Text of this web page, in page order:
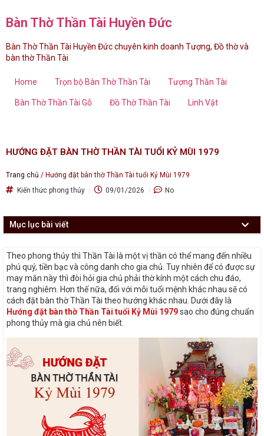
Bàn Thờ Thần Tài Huyền Đức
Bàn Thờ Thần Tài Huyền Đức chuyên kinh doanh Tượng, Đồ thờ và
bàn thờ Thần Tài
Home Trọn bộ Bàn Thờ Thần Tài Tượng Thần Tài
Bàn Thờ Thần Tài Gỗ Đồ Thờ Thần Tài Linh Vật
HƯỚNG ĐẶT BÀN THỜ THẦN TÀI TUỔI KỶ MÙI 1979
Trang chủ / Hướng đặt bàn thờ Thần Tài tuổi Kỷ Mùi 1979
Kiến thức phong thủy
09/01/2026 No
Mục lục bài viết
Theo phong thủy thì Thần Tài là một vị thần có thể mang đến nhiều
phú quý, tiền bạc và công danh cho gia chủ. Tuy nhiên để có được sự
may mắn này thì đòi hỏi gia chủ phải thờ kính một cách chu đáo,
trang nghiêm. Hơn thế nữa, đối với mỗi tuổi mệnh khác nhau sẽ có
cách đặt bàn thờ Thần Tài theo hướng khác nhau. Dưới đây là
Hướng đặt bàn thờ Thần Tài tuổi Kỷ Mùi 1979sao cho đúng chuẩn
phong thủy mà gia chủ nên biết.